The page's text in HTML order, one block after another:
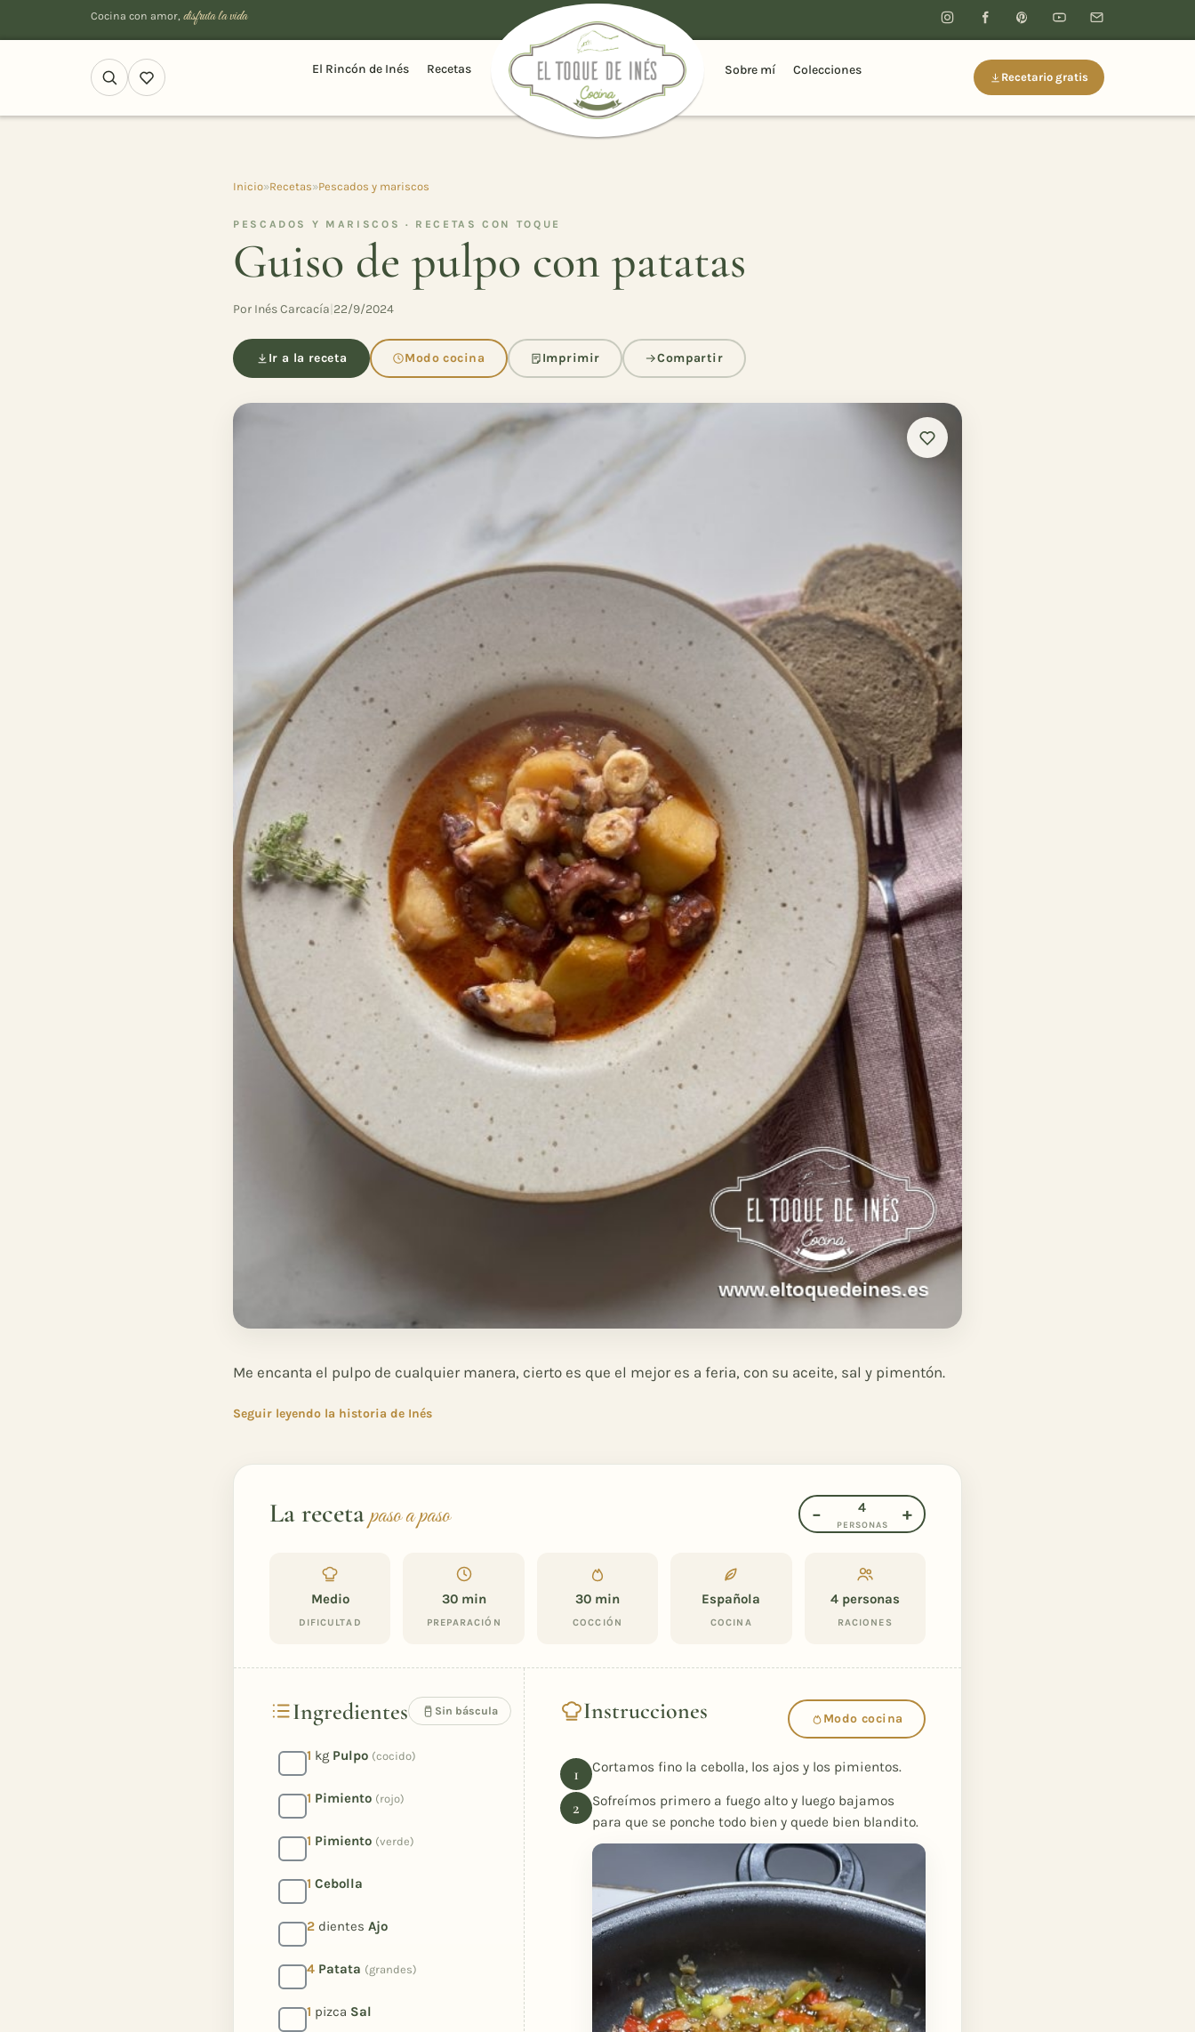
Cocina con amor, disfruta la vida
El Rincón de Inés Recetas Sobre mí Colecciones Recetario gratis
Inicio»Recetas»Pescados y mariscos
PESCADOS Y MARISCOS · RECETAS CON TOQUE
Guiso de pulpo con patatas
Por Inés Carcacía 22/9/2024
Ir a la receta Modo cocina Imprimir Compartir
Me encanta el pulpo de cualquier manera, cierto es que el mejor es a feria, con su aceite, sal y pimentón.
Seguir leyendo la historia de Inés
La recetapaso a paso − 4
PERSONAS
+
Medio
DIFICULTAD
30 min
PREPARACIÓN
30 min
COCCIÓN
Española
COCINA
4personas
RACIONES
Ingredientes Sin báscula
1 kg Pulpo (cocido)
1 Pimiento (rojo)
1 Pimiento (verde)
1 Cebolla
2 dientes Ajo
4 Patata (grandes)
1 pizca Sal
Instrucciones Modo cocina
Cortamos fino la cebolla, los ajos y los pimientos.
Sofreímos primero a fuego alto y luego bajamos
para que se ponche todo bien y quede bien blandito.